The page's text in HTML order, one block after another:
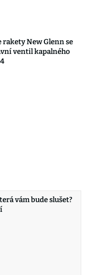
rakety New Glenn se
ventil kapalného
vám bude slušet?